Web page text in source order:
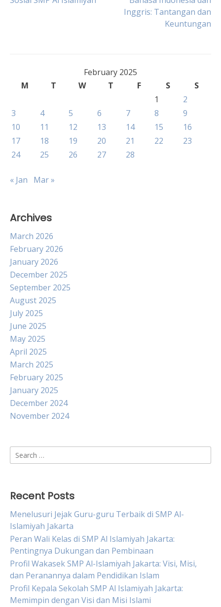
Inggris: Tantangan dan
Keuntungan
February 2025
M
T W T F S
S
1
2
3
4 5 6 7 8
9
10
11 12 13 14 15
16
17
18 19 20 21 22
23
24
25 26 27 28
« Jan Mar »
Archives
March 2026
February 2026
January 2026
December 2025
September 2025
August 2025
July 2025
June 2025
May 2025
April 2025
March 2025
February 2025
January 2025
December 2024
November 2024
Search
for:
Recent Posts
Menelusuri Jejak Guru-guru Terbaik di SMP Al-
Islamiyah Jakarta
Peran Wali Kelas di SMP Al Islamiyah Jakarta:
Pentingnya Dukungan dan Pembinaan
Profil Wakasek SMP Al-Islamiyah Jakarta: Visi, Misi,
dan Peranannya dalam Pendidikan Islam
Profil Kepala Sekolah SMP Al Islamiyah Jakarta:
Memimpin dengan Visi dan Misi Islami